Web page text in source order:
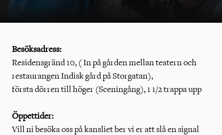
Besöksadress:
Residensgränd 10, ( In på gården mellan teatern och
restaurangen Indisk gård på Storgatan),
första dörren till höger (Sceningång), 1 1/2 trappa upp
Öppettider:
Vill ni besöka oss på kansliet ber vi er att slå en signal